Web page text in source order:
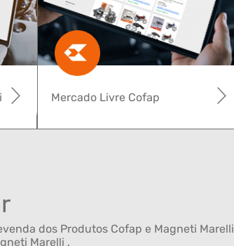
Mercado Livre Cofap
dos Produtos Cofap e Magneti Marelli
Marelli .